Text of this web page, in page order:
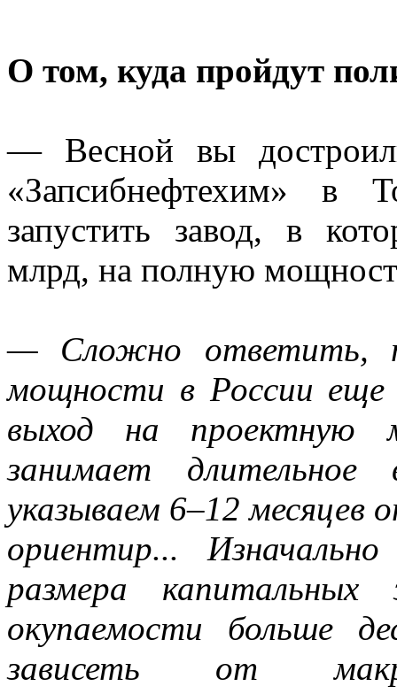
О том, куда пройдут
— Весной вы
«Запсибнефтехим» в
запустить завод, в
млрд, на полную
— Сложно ответить,
мощности в России еще
выход на проектную
занимает
указываем 6–12 месяцев
ориентир...
размера
окупаемости больше
зависеть от